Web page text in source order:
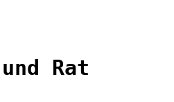
Rat